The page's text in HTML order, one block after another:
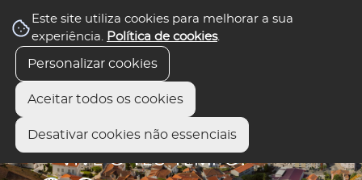
Este site utiliza cookies para melhorar a sua
experiência. Política de cookies.
Personalizar cookies
Aceitar todos os cookies
Desativar cookies não essenciais